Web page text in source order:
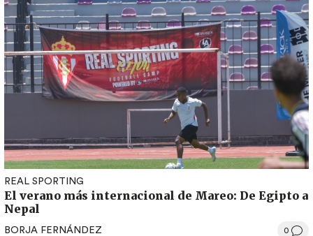
REAL SPORTING
El verano más internacional de Mareo: De Egipto a
Nepal
BORJA FERNÁNDEZ 0